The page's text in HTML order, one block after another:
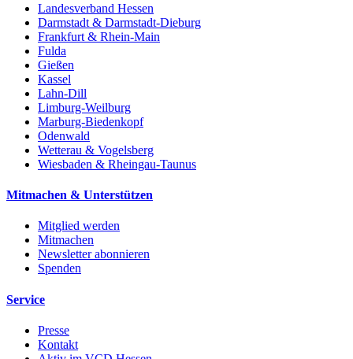
Landesverband Hessen
Darmstadt & Darmstadt-Dieburg
Frankfurt & Rhein-Main
Fulda
Gießen
Kassel
Lahn-Dill
Limburg-Weilburg
Marburg-Biedenkopf
Odenwald
Wetterau & Vogelsberg
Wiesbaden & Rheingau-Taunus
Mitmachen & Unterstützen
Mitglied werden
Mitmachen
Newsletter abonnieren
Spenden
Service
Presse
Kontakt